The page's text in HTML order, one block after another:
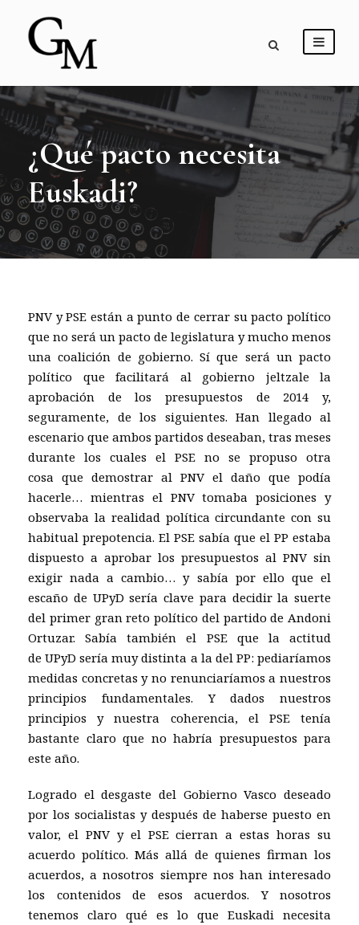
¿Qué pacto necesita
Euskadi?
PNV y PSE están a punto de cerrar su pacto político
que no será un pacto de legislatura y mucho menos
una coalición de gobierno. Sí que será un pacto
político que facilitará al gobierno jeltzale la
aprobación de los presupuestos de 2014 y,
seguramente, de los siguientes. Han llegado al
escenario que ambos partidos deseaban, tras meses
durante los cuales el PSE no se propuso otra
cosa que demostrar al PNV el daño que podía
hacerle… mientras el PNV tomaba posiciones y
observaba la realidad política circundante con su
habitual prepotencia. El PSE sabía que el PP estaba
dispuesto a aprobar los presupuestos al PNV sin
exigir nada a cambio… y sabía por ello que el
escaño de UPyD sería clave para decidir la suerte
del primer gran reto político del partido de Andoni
Ortuzar. Sabía también el PSE que la actitud
de UPyD sería muy distinta a la del PP: pediaríamos
medidas concretas y no renunciaríamos a nuestros
principios fundamentales. Y dados nuestros
principios y nuestra coherencia, el PSE tenía
bastante claro que no habría presupuestos para
este año.
Logrado el desgaste del Gobierno Vasco deseado
por los socialistas y después de haberse puesto en
valor, el PNV y el PSE cierran a estas horas su
acuerdo político. Más allá de quienes firman los
acuerdos, a nosotros siempre nos han interesado
los contenidos de esos acuerdos. Y nosotros
tenemos claro qué es lo que Euskadi necesita